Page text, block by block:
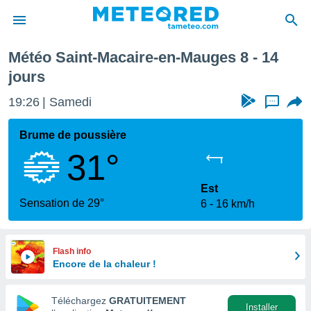
de
a
par
en
Météo Saint-Macaire-en-Mauges 8 - 14
jours
19:26 Samedi ...
Brume de poussière
31°
Sensation de 29°
Est
6
16 km/h
Flash info
Encore de la chaleur !
Téléchargez GRATUITEMENT
Installer